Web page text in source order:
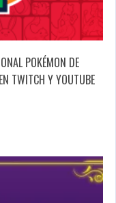
POKÉMON DE
TWITCH Y YOUTUBE